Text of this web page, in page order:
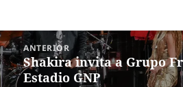
Navegación
de
entradas
ANTERIOR
Entrada
anterior:
Shakira invita a Grupo
Estadio GNP